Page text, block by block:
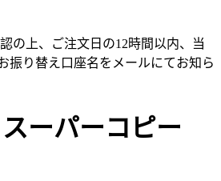
の上、ご注文日の12時間以内、当
振り替え口座名をメールにてお知ら
ーパーコピー